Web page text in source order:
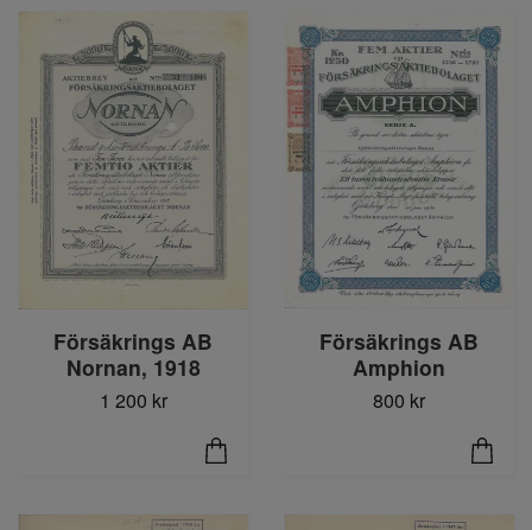
Försäkrings AB
Nornan, 1918
1 200 kr
Försäkrings AB
Amphion
800 kr